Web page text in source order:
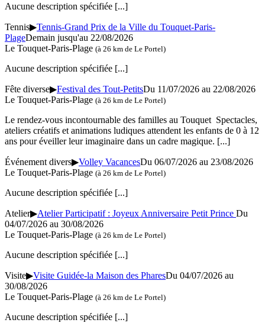
Aucune description spécifiée [...]
Tennis▶Tennis-Grand Prix de la Ville du Touquet-Paris-
PlageDemain jusqu'au 22/08/2026
Le Touquet-Paris-Plage (à 26 km de Le Portel)
Aucune description spécifiée [...]
Fête diverse▶Festival des Tout-PetitsDu 11/07/2026 au 22/08/2026
Le Touquet-Paris-Plage (à 26 km de Le Portel)
Le rendez-vous incontournable des familles au Touquet Spectacles,
ateliers créatifs et animations ludiques attendent les enfants de 0 à 12
ans pour éveiller leur imaginaire dans un cadre magique. [...]
Événement divers▶Volley VacancesDu 06/07/2026 au 23/08/2026
Le Touquet-Paris-Plage (à 26 km de Le Portel)
Aucune description spécifiée [...]
Atelier▶Atelier Participatif : Joyeux Anniversaire Petit Prince Du
04/07/2026 au 30/08/2026
Le Touquet-Paris-Plage (à 26 km de Le Portel)
Aucune description spécifiée [...]
Visite▶Visite Guidée-la Maison des PharesDu 04/07/2026 au
30/08/2026
Le Touquet-Paris-Plage (à 26 km de Le Portel)
Aucune description spécifiée [...]